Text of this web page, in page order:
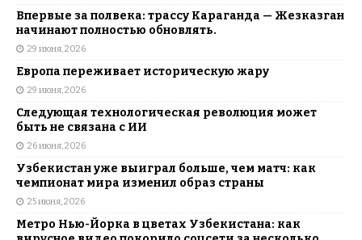
Впервые за полвека: трассу Караганда — Жезказган
начинают полностью обновлять.
29 июня, 2026
Европа переживает историческую жару
29 июня, 2026
Следующая технологическая революция может
быть не связана с ИИ
26 июня, 2026
Узбекистан уже выиграл больше, чем матч: как
чемпионат мира изменил образ страны
25 июня, 2026
Метро Нью-Йорка в цветах Узбекистана: как